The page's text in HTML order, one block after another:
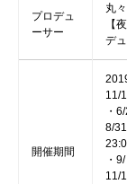
プロデュ
ーサー
丸
【
デ
開催期間
11/
・
8/
・
11/